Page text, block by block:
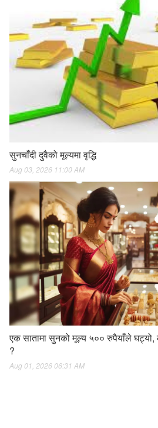
सुनचाँदी दुवैको मूल्यमा वृद्धि
Aug 03, 2026 11:00 AM
एक सातामा सुनको मूल्य ५०० रुपैयाँले घट्यो,
?
Aug 01, 2026 06:31 AM